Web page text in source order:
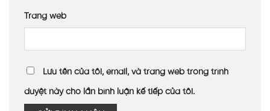
Trang web
Lưu tên của tôi, email, và trang web trong trình
duyệt này cho lần bình luận kế tiếp của tôi.